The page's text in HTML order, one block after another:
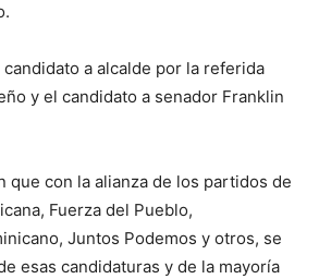
a alcalde por la referida
y el candidato a senador Franklin
que con la alianza de los partidos de
Fuerza del Pueblo,
Juntos Podemos y otros, se
esas candidaturas y de la mayoría